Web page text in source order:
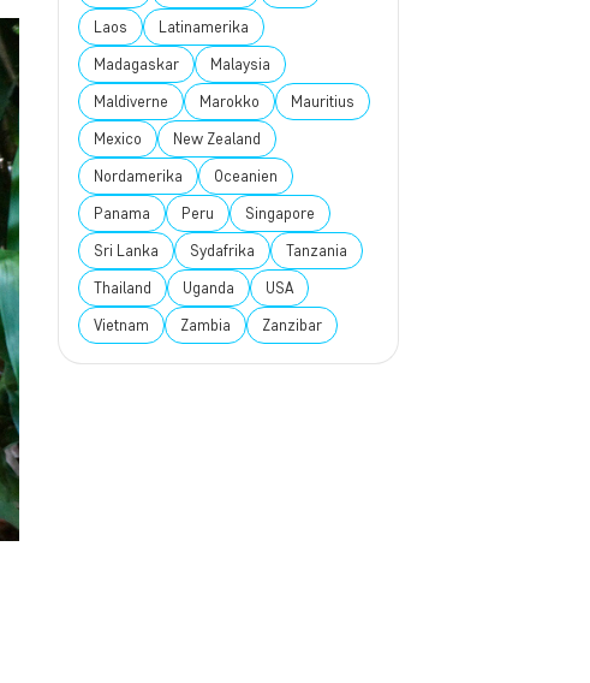
Laos Latinamerika
Madagaskar Malaysia
Maldiverne Marokko Mauritius
Mexico New Zealand
Nordamerika Oceanien
Panama Peru Singapore
Sri Lanka Sydafrika Tanzania
Thailand Uganda USA
Vietnam Zambia Zanzibar